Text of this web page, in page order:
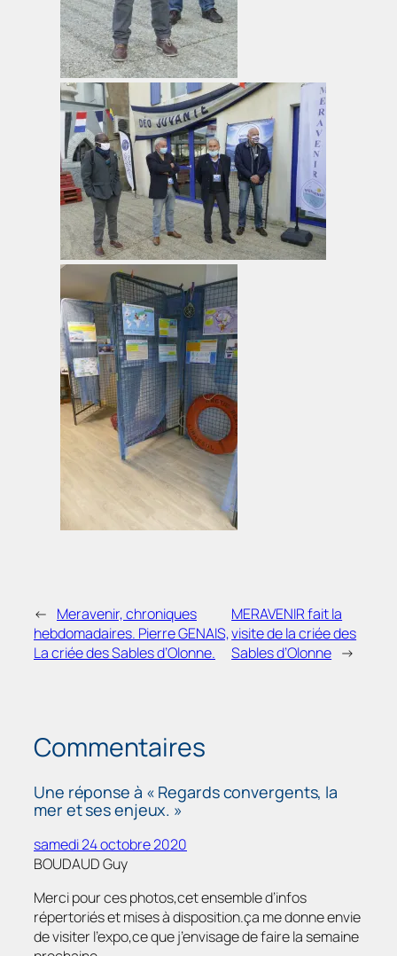
← Meravenir, chroniques
hebdomadaires. Pierre GENAIS,
La criée des Sables d’Olonne.
MERAVENIR fait la
visite de la criée des
Sables d’Olonne →
Commentaires
Une réponse à « Regards convergents, la
mer et ses enjeux. »
samedi 24 octobre 2020
BOUDAUD Guy
Merci pour ces photos,cet ensemble d’infos
répertoriés et mises à disposition.ça me donne envie
de visiter l’expo,ce que j’envisage de faire la semaine